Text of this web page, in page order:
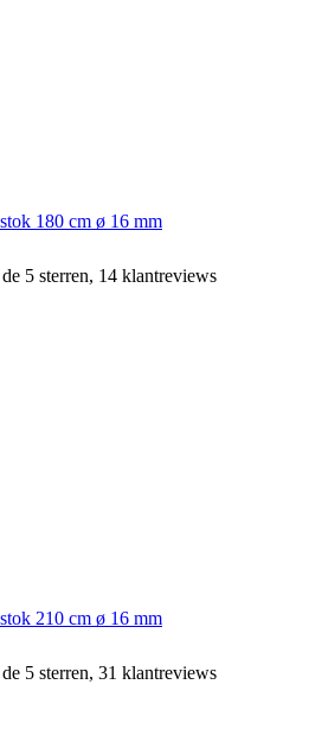
180 cm ø 16 mm
5 sterren, 14 klantreviews
210 cm ø 16 mm
5 sterren, 31 klantreviews